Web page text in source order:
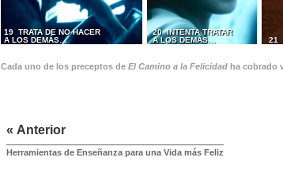
19 TRATA DE NO HACER
A LOS DEMÁS…
20 INTENTA TRATAR
A LOS DEMÁS…
21
Cada uno de los preceptos de El Camino a la Felicidad ha cobrado
« Anterior
Herramientas de Enseñanza para una Vida más Feliz